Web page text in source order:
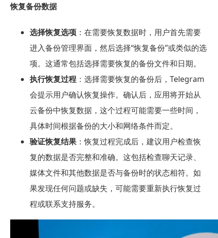
恢复备份数据
选择恢复选项：在需要恢复数据时，用户首先需要
进入备份管理界面，然后选择“恢复备份”或类似的选
项。这通常包括选择需要恢复的备份文件和日期。
执行恢复过程：选择需要恢复的备份后，Telegram
会提示用户确认恢复操作。确认后，应用将开始从
云备份中恢复数据，这个过程可能需要一些时间，
具体时间根据备份的大小和网络条件而定。
验证恢复结果：恢复过程完成后，建议用户检查恢
复的数据是否完整和准确。这包括检查聊天记录、
媒体文件和其他数据是否与备份时的状态相符。如
果发现任何问题或缺失，可能需要重新执行恢复过
程或联系支持服务。